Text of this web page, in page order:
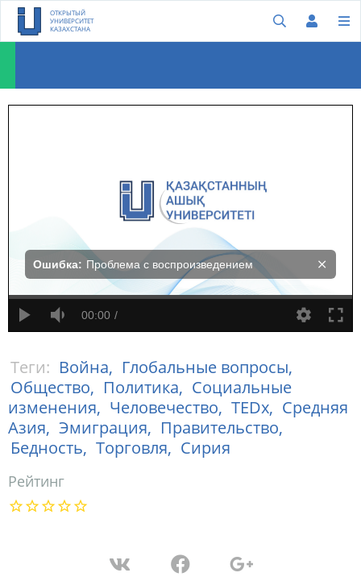
ОТКРЫТЫЙ
УНИВЕРСИТЕТ
КАЗАХСТАНА
Ошибка: Проблема с воспроизведением
00:00
Теги: Война, Глобальные вопросы,
Общество, Политика, Социальные
изменения, Человечество, TEDx, Средняя
Азия, Эмиграция, Правительство,
Бедность, Торговля, Сирия
Рейтинг